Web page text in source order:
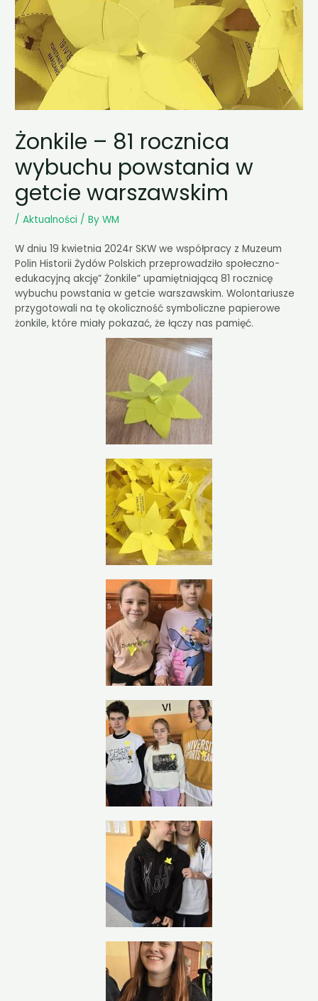
Żonkile – 81 rocznica
wybuchu powstania w
getcie warszawskim
/Aktualności / ByWM
W dniu 19 kwietnia 2024r SKW we współpracy z Muzeum
Polin Historii Żydów Polskich przeprowadziło społeczno-
edukacyjną akcję” Żonkile” upamiętniającą 81 rocznicę
wybuchu powstania w getcie warszawskim. Wolontariusze
przygotowali na tę okoliczność symboliczne papierowe
żonkile, które miały pokazać, że łączy nas pamięć.